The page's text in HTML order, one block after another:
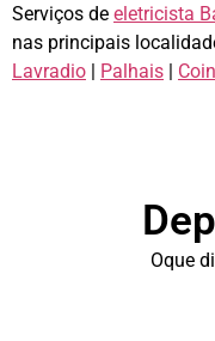
Serviços de eletricista
nas principais
Lavradio | Palhais |
Oque